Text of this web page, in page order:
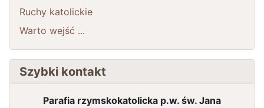
Ruchy katolickie
Warto wejść ...
Szybki kontakt
Parafia rzymskokatolicka p.w. św. Jana